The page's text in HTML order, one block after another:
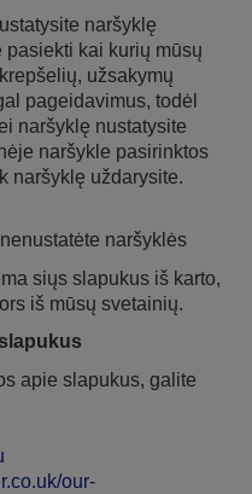
naršyklę
kai kurių mūsų
užsakymų
pageidavimus, todėl
naršyklę nustatysite
naršykle pasirinktos
naršyklę uždarysite.
naršyklės
siųs slapukus iš karto,
iš mūsų svetainių.
apie slapukus, galite
our-